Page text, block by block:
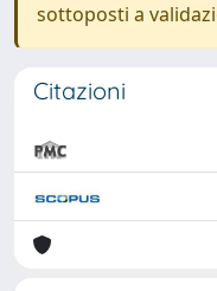
sottoposti a
Citazioni